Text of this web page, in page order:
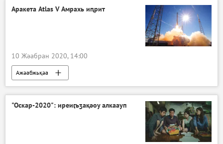
Аракета Atlas V Амрахь иԥрит
10 Жәабран 2020, 14:00
Ажәабжьқәа
"Оскар-2020": иреиӷьӡақәоу алкаауп